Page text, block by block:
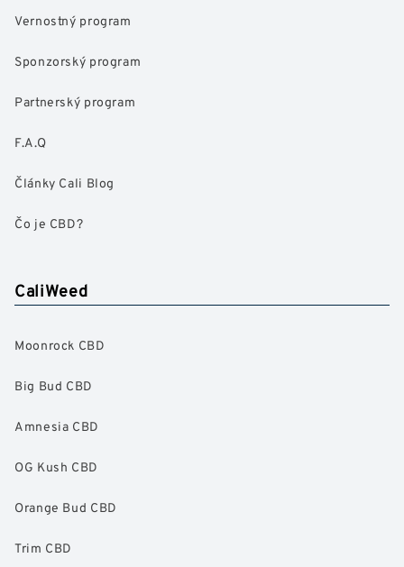
Vernostný program
Sponzorský program
Partnerský program
F.A.Q
Články Cali Blog
Čo je CBD?
CaliWeed
Moonrock CBD
Big Bud CBD
Amnesia CBD
OG Kush CBD
Orange Bud CBD
Trim CBD